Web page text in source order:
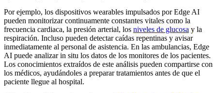
Por ejemplo, los dispositivos wearables impulsados por Edge AI
pueden monitorizar continuamente constantes vitales como la
frecuencia cardiaca, la presión arterial, los niveles de glucosa y la
respiración. Incluso pueden detectar caídas repentinas y avisar
inmediatamente al personal de asistencia. En las ambulancias, Edge
AI puede analizar in situ los datos de los monitores de los pacientes.
Los conocimientos extraídos de este análisis pueden compartirse con
los médicos, ayudándoles a preparar tratamientos antes de que el
paciente llegue al hospital.